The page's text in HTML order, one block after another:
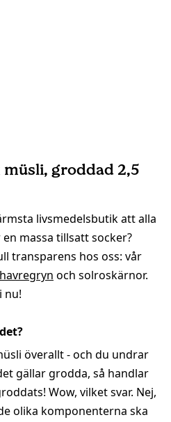
groddad 2,5
livsmedelsbutik att alla
massa tillsatt socker?
transparens hos oss: vår
havregryn och solroskärnor.
nu!
överallt - och du undrar
gällar grodda, så handlar
Wow, vilket svar. Nej,
olika komponenterna ska